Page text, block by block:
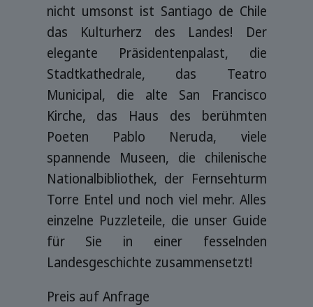
nicht umsonst ist Santiago de Chile
das Kulturherz des Landes! Der
elegante Präsidentenpalast, die
Stadtkathedrale, das Teatro
Municipal, die alte San Francisco
Kirche, das Haus des berühmten
Poeten Pablo Neruda, viele
spannende Museen, die chilenische
Nationalbibliothek, der Fernsehturm
Torre Entel und noch viel mehr. Alles
einzelne Puzzleteile, die unser Guide
für Sie in einer fesselnden
Landesgeschichte zusammensetzt!
Preis auf Anfrage